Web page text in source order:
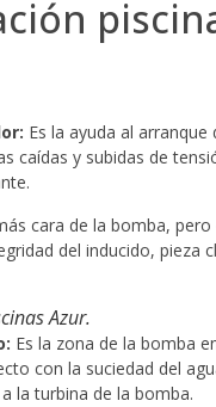
Es la ayuda al
caídas y subidas de
cara de la bomba, pero
del inducido, pieza
Azur.
Es la zona de la bomba
con la suciedad del
la turbina de la bomba.